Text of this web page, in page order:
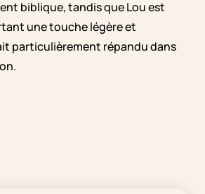
biblique, tandis que Lou est
une touche légère et
particulièrement répandu dans